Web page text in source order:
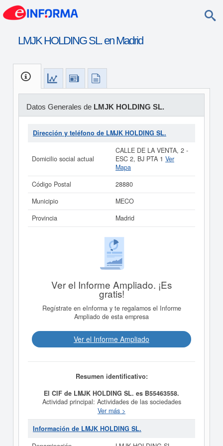
LMJK HOLDING SL. en Madrid
Datos Generales de LMJK HOLDING SL.
Dirección y teléfono de LMJK HOLDING SL.
Domicilio social actual
CALLE DE LA VENTA, 2 -
ESC 2, BJ PTA 1 Ver
Mapa
Código Postal
28880
Municipio
MECO
Provincia
Madrid
Ver el Informe Ampliado. ¡Es
gratis!
Regístrate en eInforma y te regalamos el Informe
Ampliado de esta empresa
Ver el Informe Ampliado
Resumen identificativo:
El CIF de LMJK HOLDING SL. es B55463558.
Actividad principal: Actividades de las sociedades
holding (CNAE 64.20) Otras actividades: Otras
actividades de apoyo a las empresas n.c.o.p. (CNAE
82.99) Servicios administrativos combinados (CNAE
empresarial (CNAE 70.22) La gestión, administración es
Ver más >
Información de LMJK HOLDING SL.